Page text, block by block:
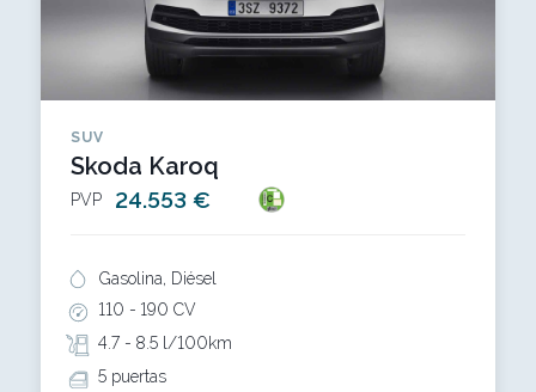
SUV
Skoda Karoq
PVP 24.553 €
Gasolina, Diésel
110 - 190 CV
4.7 - 8.5 l/100km
5 puertas